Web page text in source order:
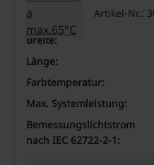
Artikel-Nr.:
Breite:
Länge:
Farbtemperatur:
Max. Systemleistung:
Bemessungslichtstrom
nach IEC 62722-2-1: